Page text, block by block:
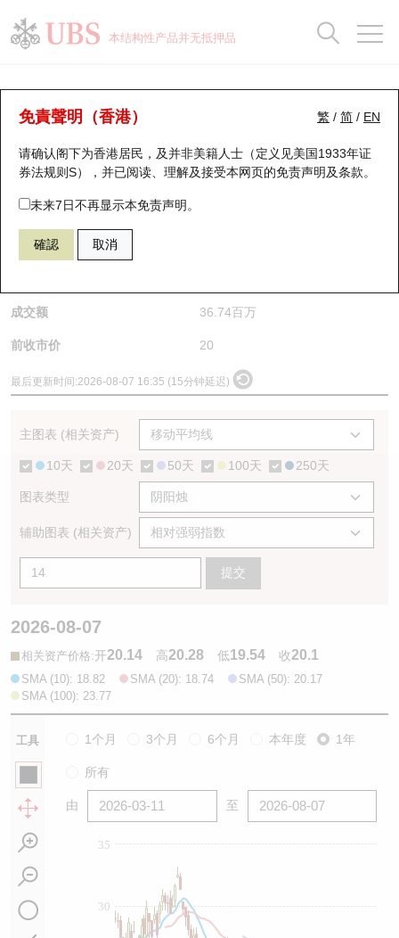
本结构性产品并无抵押品
繁 / 简 / EN
免責聲明（香港）
请确认阁下为香港居民，及并非美籍人士（定义见美国1933年证
券法规则S），并已阅读、理解及接受本网页的免责声明及条款。
未来7日不再显示本免责声明。
確認 取消
正股分析仪
3393 威胜控股
(3393) 威胜控股
$20.1 (+0.5%)
成交额 36.74百万
前收市价 20
最后更新时间:2026-08-07 16:35 (15分钟延迟)
主图表 (相关资产)
10天 20天 50天 100天 250天
图表类型
辅助图表 (相关资产)
提交
2026-08-07
相关资产价格:开20.14 高20.28 低19.54 收20.1
SMA (10): 18.82 SMA (20): 18.74
SMA (50): 20.17
SMA (100): 23.77
工具 1个月 3个月 6个月 本年度 1年
所有
由 至
30
35
瑞银认股证一览
新发行瑞银认股证
即将到期认股证
认股证到期结算价查找
认股证分析仪
引伸波幅比较图
认股证文件及公告
认股证文件及公告 (瑞信)
街货统计
比较
牛熊全景快搜
牛熊证搜寻
牛熊证街货分布图
正股牛熊证列表
新发行瑞银牛熊证
即将到期牛熊证
牛熊证到期结算价查找
牛熊证分析仪
牛熊证文件及公告
街货统计
比较
十大升幅/跌幅
十大认股证成交分布
十天股证占大市成交
资金流
街货统计
正股分析仪
二十大活跃股份
恒指成份股
国指成份股
科指成份股
业绩及经济日历
AH 股价对照
ADR
持股比重
显示所有持股比重
每月轮证大市专题
轮证专栏
讲座及教育短片
认股证投资者教育
牛熊证投资者教育